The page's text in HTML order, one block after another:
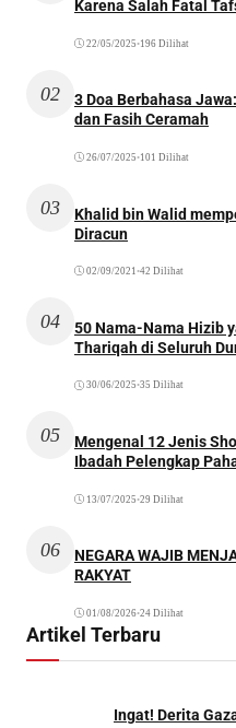
Karena Salah Fatal
22/05/2025 •196 Dilihat
02
3 Doa Berbahasa
dan Fasih Ceramah
26/07/2025 •101 Dilihat
03
Khalid bin Walid
Diracun
02/09/2021 •42 Dilihat
04
50 Nama-Nama Hizib
Thariqah di Seluruh
30/06/2025 •35 Dilihat
05
Mengenal 12 Jenis
Ibadah Pelengkap
13/07/2025 •29 Dilihat
06
NEGARA WAJIB
RAKYAT
01/08/2026•24 Dilihat
Artikel Terbaru
Ingat! Derita